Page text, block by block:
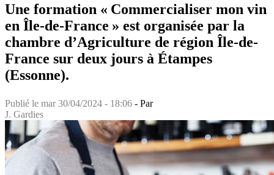
Une formation « Commercialiser mon vin
en Île-de-France » est organisée par la
chambre d’Agriculture de région Île-de-
France sur deux jours à Étampes
(Essonne).
Publié le mar 30/04/2024 - 18:06 - Par
J. Gardies